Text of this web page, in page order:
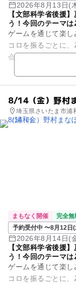
2026年8月13日(
【文部科学省後援
う！今回のテーマは
ゲームを通じて楽
コロを振るごとに
会社の社長になっ
もらいます。 はた
8/14（金）野村
埼玉県さいたま市浦
まもなく開催
完全無
予約受付中 〜8月12日
2026年8月14日(
【文部科学省後援
う！今回のテーマは
ゲームを通じて楽
コロを振るごとに